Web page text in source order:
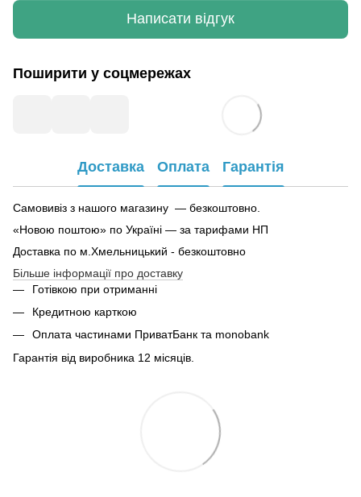
Написати відгук
Поширити у соцмережах
Доставка Оплата Гарантія
Самовивіз з нашого магазину — безкоштовно.
«Новою поштою» по Україні — за тарифами НП
Доставка по м.Хмельницький - безкоштовно
Більше інформації про доставку
Готівкою при отриманні
Кредитною карткою
Оплата частинами ПриватБанк та monobank
Гарантія від виробника 12 місяців.